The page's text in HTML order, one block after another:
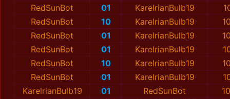
RedSunBot
01 KarelrianBulb19
RedSunBot
10 KarelrianBulb19
RedSunBot
01 KarelrianBulb19
RedSunBot
01 KarelrianBulb19
RedSunBot
10 KarelrianBulb19
RedSunBot
01 KarelrianBulb19
KarelrianBulb19
01 RedSunBot